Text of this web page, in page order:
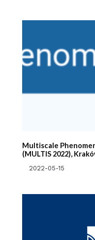
Multiscale
(MULTIS 2022),
2022-05-15